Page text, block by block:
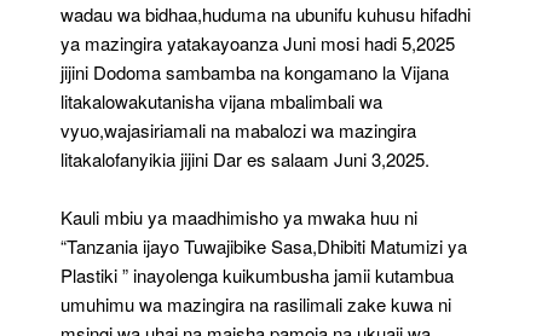
wadau wa bidhaa,huduma na ubunifu kuhusu hifadhi
ya mazingira yatakayoanza Juni mosi hadi 5,2025
jijini Dodoma sambamba na kongamano la Vijana
litakalowakutanisha vijana mbalimbali wa
vyuo,wajasiriamali na mabalozi wa mazingira
litakalofanyikia jijini Dar es salaam Juni 3,2025.
Kauli mbiu ya maadhimisho ya mwaka huu ni
“Tanzania ijayo Tuwajibike Sasa,Dhibiti Matumizi ya
Plastiki ” inayolenga kuikumbusha jamii kutambua
umuhimu wa mazingira na rasilimali zake kuwa ni